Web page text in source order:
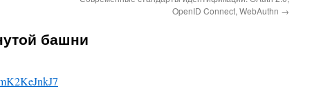
OpenID Connect, WebAuthn →
башни